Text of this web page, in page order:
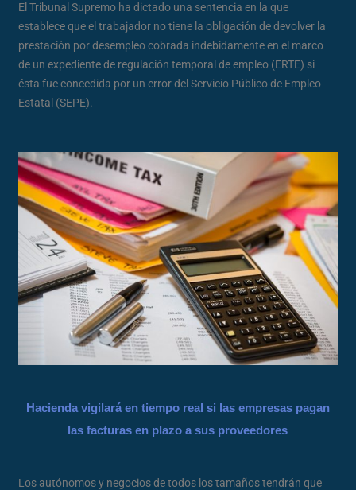
El Tribunal Supremo ha dictado una sentencia en la que
establece que el trabajador no tiene la obligación de devolver la
prestación por desempleo cobrada indebidamente en el marco
de un expediente de regulación temporal de empleo (ERTE) si
ésta fue concedida por un error del Servicio Público de Empleo
Estatal (SEPE).
Hacienda vigilará en tiempo real si las empresas pagan
las facturas en plazo a sus proveedores
Los autónomos y negocios de todos los tamaños tendrán que